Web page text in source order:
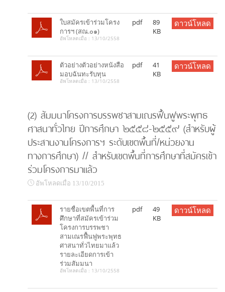
ใบสมัครเข้าร่วมโครง
การฯ (สณ.๐๑)
อัพโหลดเมื่อ : 13/10/2558
pdf
89
KB
ดาวน์โหลด
ตัวอย่างตัวอย่างหนังสือ
มอบฉันทะรับทุน
อัพโหลดเมื่อ : 13/10/2558
pdf
41
KB
ดาวน์โหลด
(2) สัมมนาโครงการบรรพชาสามเณรฟื้นฟูพระพุทธ
ศาสนาทั่วไทย ปีการศึกษา ๒๕๕๘-๒๕๕๙ (สำหรับผู้
ประสานงานโครงการฯ ระดับเขตพื้นที่/หน่วยงาน
ทางการศึกษา) // สำหรับเขตพื้นที่การศึกษาที่สมัครเข้า
ร่วมโครงการมาแล้ว
อัพโหลดเมื่อ 13/10/2015
รายชื่อเขตพื้นที่การ
ศึกษาที่สมัครเข้าร่วม
โครงการบรรพชา
สามเณรฟื้นฟูพระพุทธ
ศาสนาทั่วไทยมาแล้ว
รายละเอียดการเข้า
ร่วมสัมมนา
อัพโหลดเมื่อ : 13/10/2558
pdf
49
KB
ดาวน์โหลด